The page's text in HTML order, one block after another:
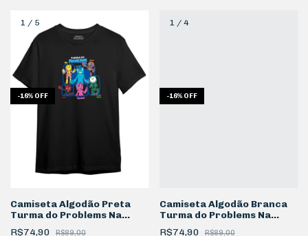
1 / 5
-16% OFF
Camiseta Algodão Preta
Turma do Problems Na
Telinha
R$74,90 R$89,00
1/ 4
-16% OFF
Camiseta Algodão Branca
Turma do Problems Na
Telinha
R$74,90 R$89,00